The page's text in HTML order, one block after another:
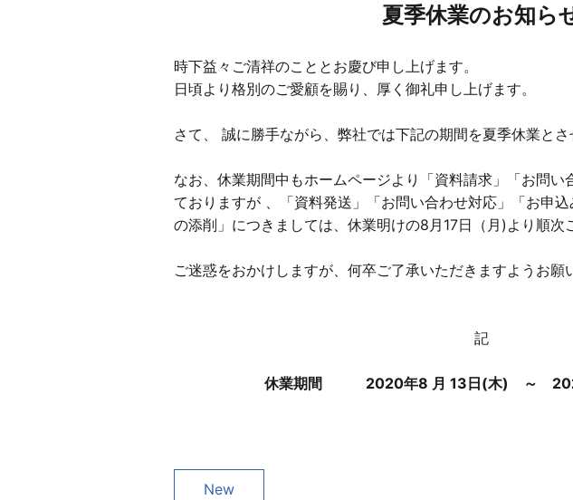
夏季休業のお知ら
時下益々ご清祥のこととお慶び申し上げます。
日頃より格別のご愛顧を賜り、厚く御礼申し上げます。
さて、 誠に勝手ながら、弊社では下記の期間を夏季休業とさ
なお、休業期間中もホームページより「資料請求」「お問い
ておりますが 、「資料発送」「お問い合わせ対応」「お申
の添削」につきましては、休業明けの8月17日（月)より順次
ご迷惑をおかけしますが、何卒ご了承いただきますようお願
記
休業期間 2020年8 月 13日(木) ～
New